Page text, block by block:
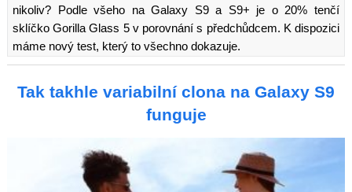
nikoliv? Podle všeho na Galaxy S9 a S9+ je o 20% tenčí
sklíčko Gorilla Glass 5 v porovnání s předchůdcem. K dispozici
máme nový test, který to všechno dokazuje.
Tak takhle variabilní clona na Galaxy S9
funguje